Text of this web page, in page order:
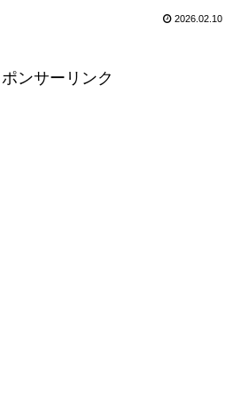
2026.02.10
ンサーリンク